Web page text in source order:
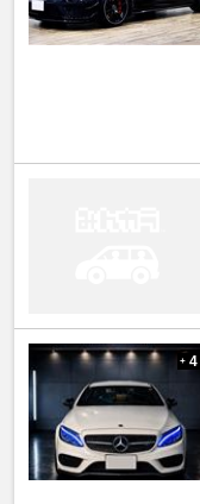
+ 4